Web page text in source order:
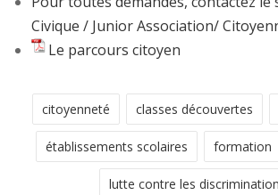
Civique / Junior Association/
Le parcours citoyen
citoyenneté classes découvertes
établissements scolaires formation
lutte contre les